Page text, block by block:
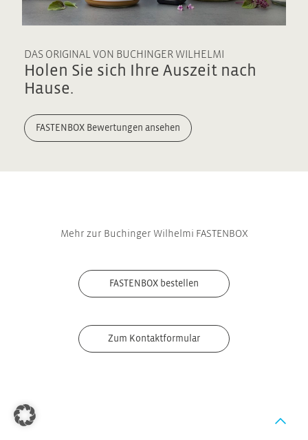
DAS ORIGINAL VON BUCHINGER WILHELMI
Holen Sie sich Ihre Auszeit nach
Hause.
FASTENBOX Bewertungen ansehen
Mehr zur Buchinger Wilhelmi FASTENBOX
FASTENBOX bestellen
Zum Kontaktformular